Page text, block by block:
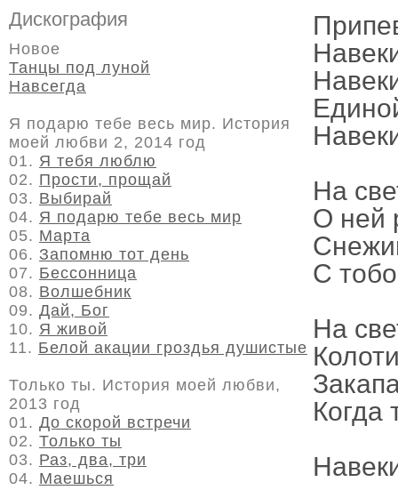
На
О ней
С
На
Когда
Дискография
Новое
Танцы под луной
Навсегда
Я подарю тебе весь мир. История
моей любви 2, 2014 год
01. Я тебя люблю
02. Прости, прощай
03. Выбирай
04. Я подарю тебе весь мир
05. Марта
06. Запомню тот день
07. Бессонница
08. Волшебник
09. Дай, Бог
10. Я живой
11. Белой акации гроздья душистые
Только ты. История моей любви,
2013 год
01. До скорой встречи
02. Только ты
03. Раз, два, три
04. Маешься